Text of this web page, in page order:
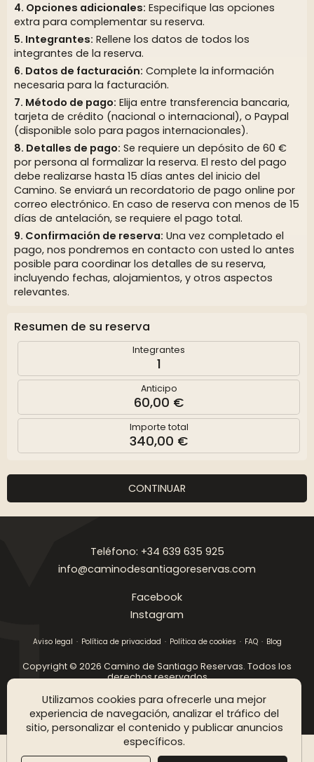
Utilizamos cookies para ofrecerle una mejor
experiencia de navegación, analizar el tráfico del
sitio, personalizar el contenido y publicar anuncios
específicos.
Opciones adicionales: Especifique las opciones
extra para complementar su reserva.
Integrantes: Rellene los datos de todos los
integrantes de la reserva.
Datos de facturación: Complete la información
necesaria para la facturación.
Método de pago: Elija entre transferencia bancaria,
tarjeta de crédito (nacional o internacional), o Paypal
(disponible solo para pagos internacionales).
Detalles de pago: Se requiere un depósito de 60 €
por persona al formalizar la reserva. El resto del pago
debe realizarse hasta 15 días antes del inicio del
Camino. Se enviará un recordatorio de pago online por
correo electrónico. En caso de reserva con menos de 15
días de antelación, se requiere el pago total.
Confirmación de reserva: Una vez completado el
pago, nos pondremos en contacto con usted lo antes
posible para coordinar los detalles de su reserva,
incluyendo fechas, alojamientos, y otros aspectos
relevantes.
Resumen de su reserva
Integrantes
1
Anticipo
60,00 €
Importe total
340,00 €
CONTINUAR
Teléfono: +34 639 635 925
info@caminodesantiagoreservas.com
Facebook
Instagram
Aviso legal Política de privacidad Política de cookies FAQ Blog
Copyright © 2026 Camino de Santiago Reservas. Todos los
derechos reservados
DISEÑO WEB SGM